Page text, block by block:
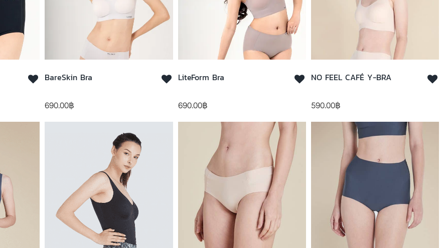
BareSkin Bra
690.00฿
LiteForm Bra
690.00฿
NO FEEL CAFÉ Y-BRA
590.00฿